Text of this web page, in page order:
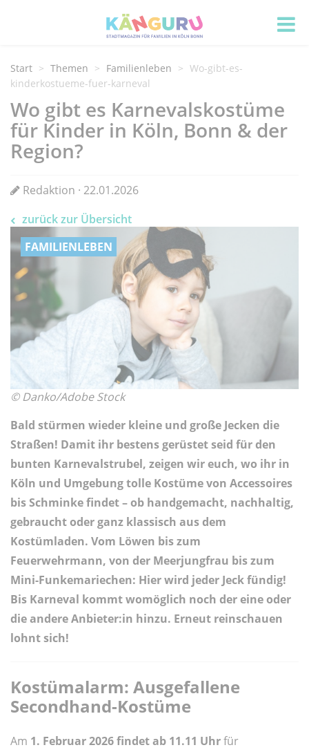
Start Themen Familienleben
Wo-gibt-es-
kinderkostueme-fuer-karneval
Wo gibt es Karnevalskostüme
für Kinder in Köln, Bonn & der
Region?
Redaktion · 22.01.2026
zurück zur Übersicht
FAMILIENLEBEN
© Danko/Adobe Stock
Bald stürmen wieder kleine und große Jecken die
Straßen! Damit ihr bestens gerüstet seid für den
bunten Karnevalstrubel, zeigen wir euch, wo ihr in
Köln und Umgebung tolle Kostüme von Accessoires
bis Schminke findet – ob handgemacht, nachhaltig,
gebraucht oder ganz klassisch aus dem
Kostümladen. Vom Löwen bis zum
Feuerwehrmann, von der Meerjungfrau bis zum
Mini-Funkemariechen: Hier wird jeder Jeck fündig!
Bis Karneval kommt womöglich noch der eine oder
die andere Anbieter:in hinzu. Erneut reinschauen
lohnt sich!
Kostümalarm: Ausgefallene
Secondhand-Kostüme
Am 1. Februar 2026 findet ab 11.11 Uhrfür